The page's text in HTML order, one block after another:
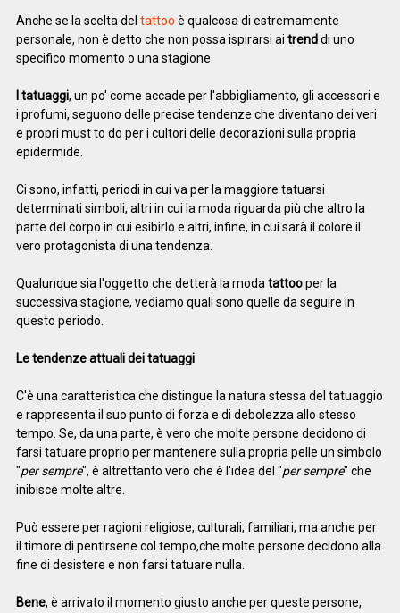
Anche se la scelta del tattoo è qualcosa di estremamente
personale, non è detto che non possa ispirarsi ai trenddi uno
specifico momento o una stagione.
I tatuaggi, un po' come accade per l'abbigliamento, gli accessori e
i profumi, seguono delle precise tendenze che diventano dei veri
e propri must to do per i cultori delle decorazioni sulla propria
epidermide.
Ci sono, infatti, periodi in cui va per la maggiore tatuarsi
determinati simboli, altri in cui la moda riguarda più che altro la
parte del corpo in cui esibirlo e altri, infine, in cui sarà il colore il
vero protagonista di una tendenza.
Qualunque sia l'oggetto che detterà la moda tattooper la
successiva stagione, vediamo quali sono quelle da seguire in
questo periodo.
Le tendenze attuali dei tatuaggi
C'è una caratteristica che distingue la natura stessa del tatuaggio
e rappresenta il suo punto di forza e di debolezza allo stesso
tempo. Se, da una parte, è vero che molte persone decidono di
farsi tatuare proprio per mantenere sulla propria pelle un simbolo
"per sempre", è altrettanto vero che è l'idea del "per sempre" che
inibisce molte altre.
Può essere per ragioni religiose, culturali, familiari, ma anche per
il timore di pentirsene col tempo,che molte persone decidono alla
fine di desistere e non farsi tatuare nulla.
Bene, è arrivato il momento giusto anche per queste persone,